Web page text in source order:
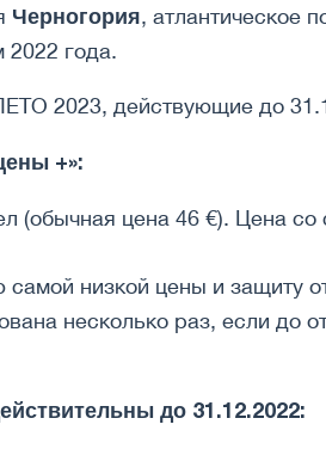
Черногория, атлантическое
2022 года.
2023, действующие до
+»:
(обычная цена 46 €). Цена со
самой низкой цены и защиту
несколько раз, если до
до 31.12.2022: